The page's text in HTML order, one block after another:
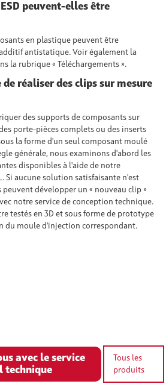
ESD peuvent-elles être
en plastique peuvent être
antistatique. Voir également la
la rubrique « Téléchargements ».
de réaliser des clips sur mesure
des supports de composants sur
porte-pièces complets ou des inserts
la forme d'un seul composant moulé
générale, nous examinons d'abord les
disponibles à l'aide de notre
Si aucune solution satisfaisante n'est
développer un « nouveau clip »
notre service de conception technique.
testés en 3D et sous forme de prototype
du moule d'injection correspondant.
avec le service
technique
Tous les
produits